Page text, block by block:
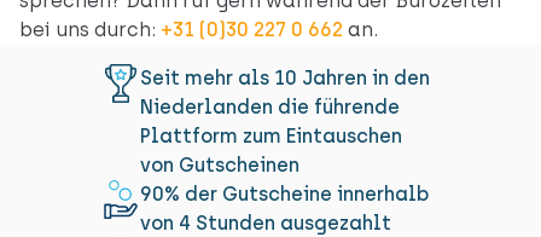
bei uns durch: +31 (0)30 227 0 662 an.
Seit mehr als 10 Jahren in den
Niederlanden die führende
Plattform zum Eintauschen
von Gutscheinen
90% der Gutscheine innerhalb
von 4 Stunden ausgezahlt